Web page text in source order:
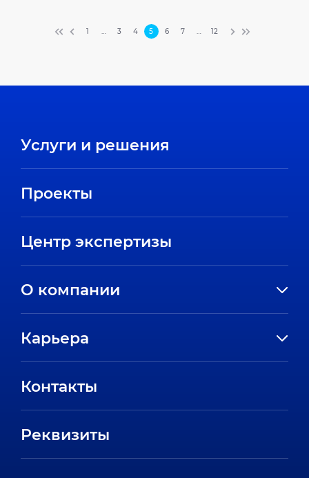
1 3 4 5 6 7 12
Услуги и решения
Проекты
Центр экспертизы
О компании
Направления
Карьера
Стажировки
Контакты
Реквизиты